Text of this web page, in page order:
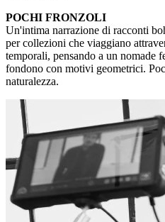
POCHI FRONZOLI
Un'intima narrazione di racconti
per collezioni che viaggiano
temporali, pensando a un nomade
fondono con motivi geometrici.
naturalezza.